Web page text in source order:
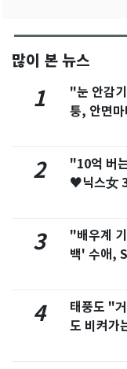
많이 본 뉴스
1
"눈 안감
퉁, 안면마
2
"10억 버
♥닉스女
3
"배우계
백' 수애,
4
태풍도 "
도 비켜가